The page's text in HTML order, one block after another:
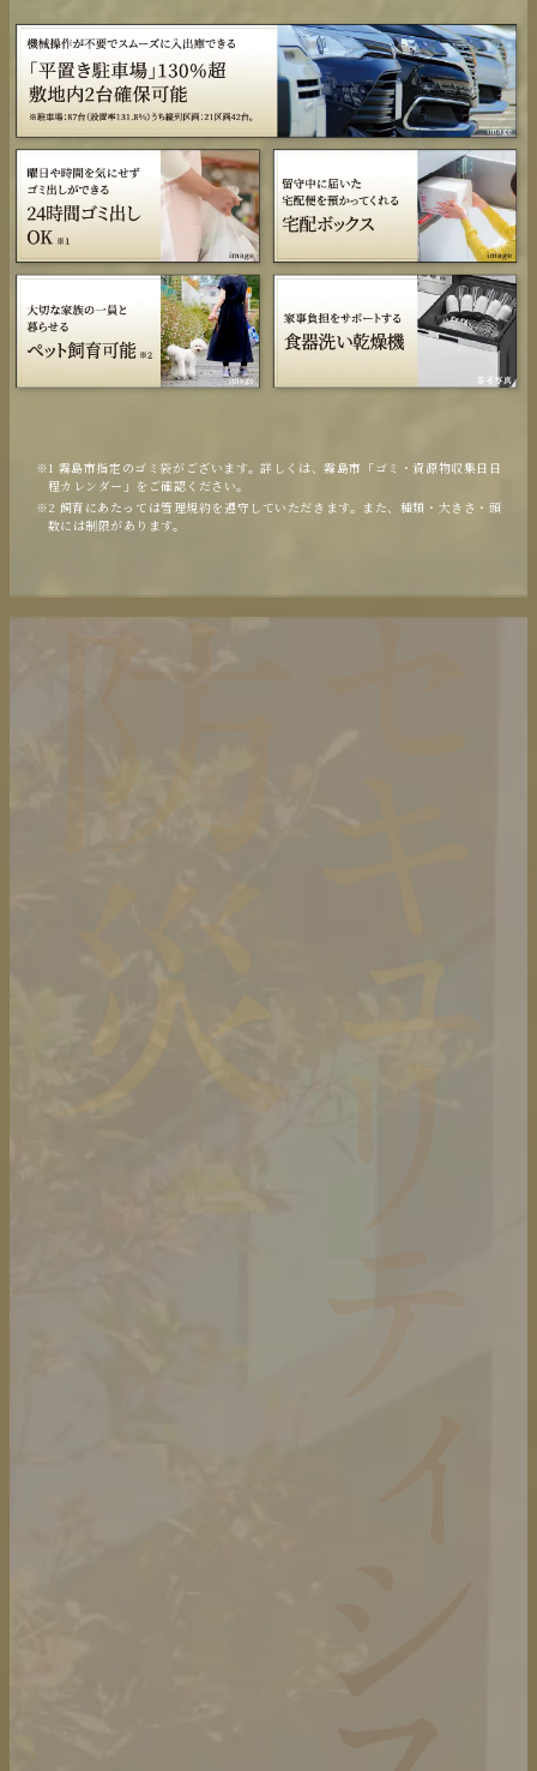
1 霧島市指定のゴミ袋がございます。詳しくは、霧島市「ゴミ・資源物収集日日
程カレンダー」をご確認ください。
2 飼育にあたっては管理規約を遵守していただきます。また、種類・大きさ・頭
数には制限があります。